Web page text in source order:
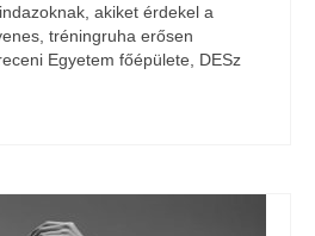
akiket érdekel a
tréningruha erősen
Egyetem főépülete, DESz